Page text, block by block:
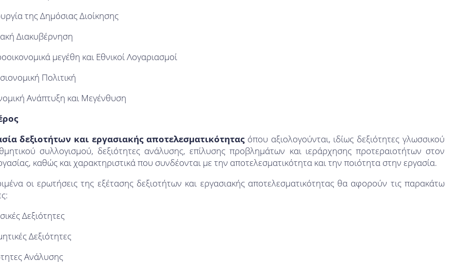
της Δημόσιας Διοίκησης
Διακυβέρνηση
μεγέθη και Εθνικοί Λογαριασμοί
Πολιτική
Ανάπτυξη και Μεγένθυση
δεξιοτήτων και εργασιακής αποτελεσματικότηταςόπου αξιολογούνται, ιδίως δεξιότητες γλωσσικού
συλλογισμού, δεξιότητες ανάλυσης, επίλυσης προβλημάτων και ιεράρχησης προτεραιοτήτων στον
καθώς και χαρακτηριστικά που συνδέονται με την αποτελεσματικότητα και την ποιότητα στην εργασία.
οι ερωτήσεις της εξέτασης δεξιοτήτων και εργασιακής αποτελεσματικότητας θα αφορούν τις παρακάτω
Δεξιότητες
Δεξιότητες
Ανάλυσης